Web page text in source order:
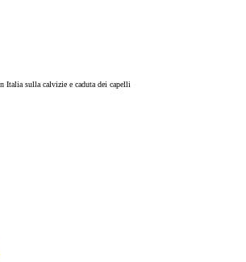
Italia sulla calvizie e caduta dei capelli